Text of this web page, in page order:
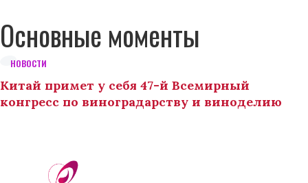
Основные моменты
НОВОСТИ
Китай примет у себя 47-й Всемирный
конгресс по виноградарству и виноделию